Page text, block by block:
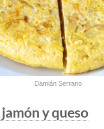
Damián Serrano
y queso